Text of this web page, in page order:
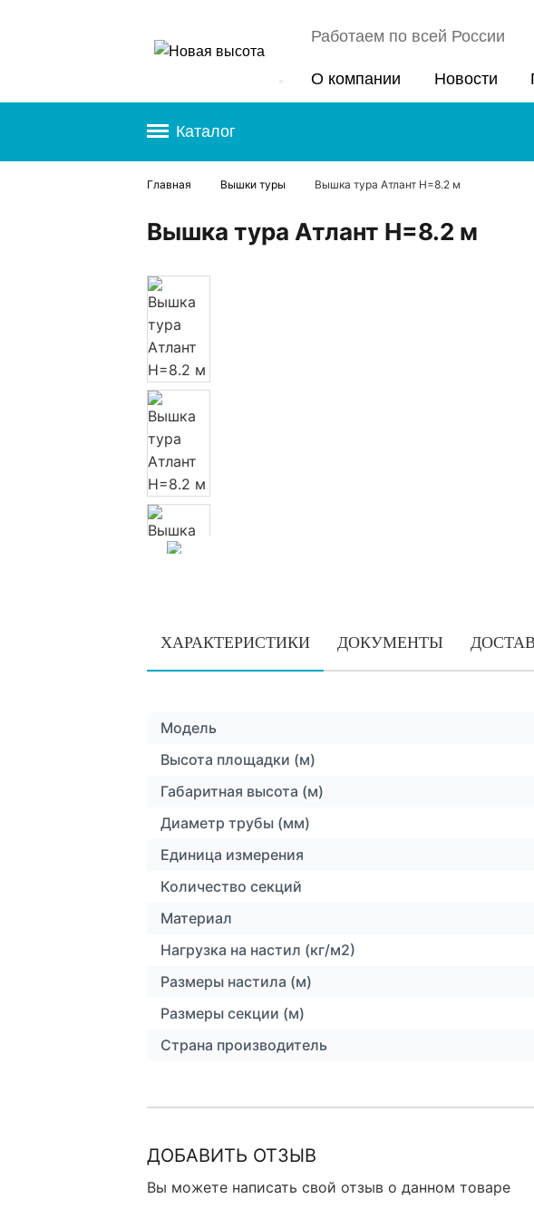
Работаем по всей России
О компании Новости
Каталог
Главная Вышки туры Вышка тура Атлант H=8.2 м
Вышка тура Атлант H=8.2 м
ХАРАКТЕРИСТИКИ ДОКУМЕНТЫ
Модель
Высота площадки (м)
Габаритная высота (м)
Диаметр трубы (мм)
Единица измерения
Количество секций
Материал
Нагрузка на настил (кг/м2)
Размеры настила (м)
Размеры секции (м)
Страна производитель
ДОБАВИТЬ ОТЗЫВ
Вы можете написать свой отзыв о данном товаре